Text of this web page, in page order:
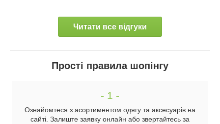
Читати все відгуки
Прості правила шопінгу
- 1 -
Ознайомтеся з асортиментом одягу та аксесуарів на
сайті. Залиште заявку онлайн або звертайтесь за